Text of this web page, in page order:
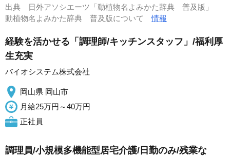
出典
日外アソシエーツ「動植物名よみかた辞典 普及版」
動植物名よみかた辞典 普及版について情報
経験を活かせる「調理師/キッチンスタッフ」/福利厚
生充実
バイオシステム株式会社
岡山県 岡山市
月給25万円～40万円
正社員
調理員/小規模多機能型居宅介護/日勤のみ/残業な